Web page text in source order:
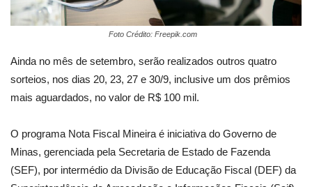
Foto Crédito: Freepik.com
Ainda no mês de setembro, serão realizados outros quatro
sorteios, nos dias 20, 23, 27 e 30/9, inclusive um dos prêmios
mais aguardados, no valor de R$ 100 mil.
O programa Nota Fiscal Mineira é iniciativa do Governo de
Minas, gerenciada pela Secretaria de Estado de Fazenda
(SEF), por intermédio da Divisão de Educação Fiscal (DEF) da